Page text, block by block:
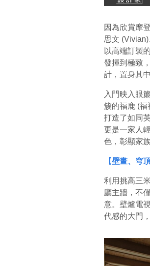
因為欣賞摩
思文
以高端訂製
發揮到極致
計，置身其
入門映入眼
簇的福鹿 (福
打造了如同
更是一家人
色，彰顯家
【壁畫、穹
利用挑高三
廳主牆，不
意。壁爐電
代感的大門